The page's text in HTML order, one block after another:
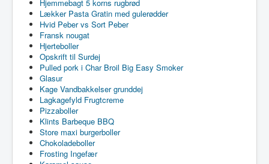
Hjemmebagt 5 korns rugbrød
Lækker Pasta Gratin med gulerødder
Hvid Peber vs Sort Peber
Fransk nougat
Hjerteboller
Opskrift til Surdej
Pulled pork i Char Broil Big Easy Smoker
Glasur
Kage Vandbakkelser grunddej
Lagkagefyld Frugtcreme
Pizzaboller
Klints Barbeque BBQ
Store maxi burgerboller
Chokoladeboller
Frosting Ingefær